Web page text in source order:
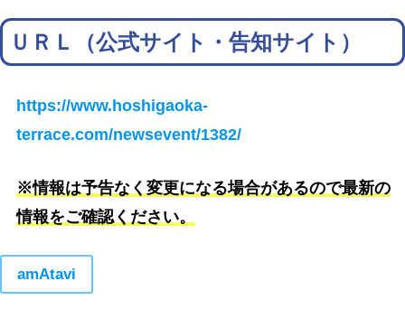
ＵＲＬ（公式サイト・告知サイト）
https://www.hoshigaoka-
terrace.com/newsevent/1382/
※情報は予告なく変更になる場合があるので最新の
情報をご確認ください。
amAtavi